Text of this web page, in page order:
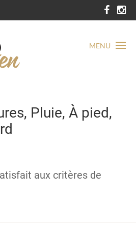
MENU
Pluie, À pied,
aux critères de